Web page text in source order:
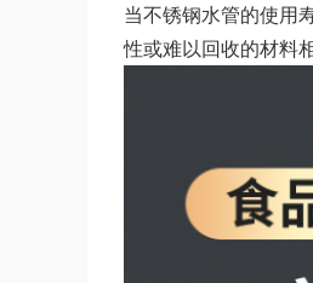
当不锈钢水管的使用
性或难以回收的材料